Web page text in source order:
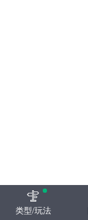
类型/玩法